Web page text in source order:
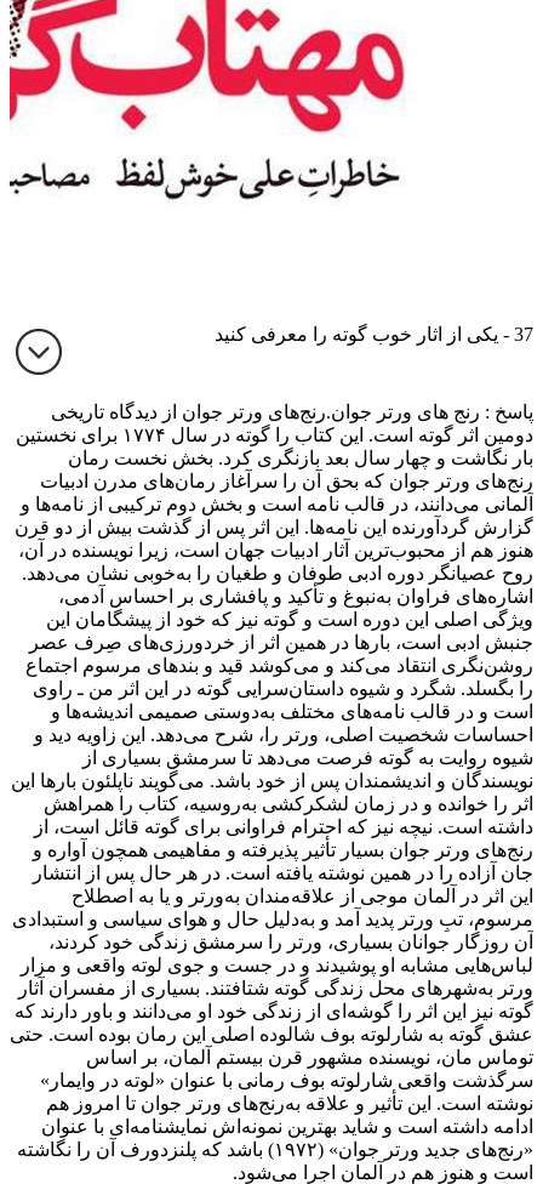
37 - یکی از اثار خوب گوته را معرفی کنید
پاسخ : رنج های ورتر جوان.رنج‌های ورتر جوان از دیدگاه تاریخی
دومین اثر گوته است. این کتاب را گوته در سال ۱۷۷۴ برای نخستین
بار نگاشت و چهار سال بعد بازنگری کرد. بخش نخست رمان
رنج‌های ورتر جوان که بحق آن را سرآغاز رمان‌های مدرن ادبیات
آلمانی می‌دانند، در قالب نامه است و بخش دوم ترکیبی از نامه‌ها و
گزارش گردآورنده این نامه‌ها. این اثر پس از گذشت بیش از دو قرن
هنوز هم از محبوب‌ترین آثار ادبیات جهان است، زیرا نویسنده در آن،
روح عصیانگر دوره ادبی طوفان و طغیان را به‌خوبی نشان می‌دهد.
اشاره‌های فراوان به‌نبوغ و تأکید و پافشاری بر احساس آدمی،
ویژگی اصلی این دوره است و گوته نیز که خود از پیشگامان این
جنبش ادبی است، بارها در همین اثر از خردورزی‌های صِرف عصر
روشن‌نگری انتقاد می‌کند و می‌کوشد قید و بندهای مرسوم اجتماع
را بگسلد. شگرد و شیوه داستان‌سرایی گوته در این اثر من ـ راوی
است و در قالب نامه‌های مختلف به‌دوستی صمیمی اندیشه‌ها و
احساسات شخصیت اصلی، ورتر را، شرح می‌دهد. این زاویه دید و
شیوه روایت به گوته فرصت می‌دهد تا سرمشق بسیاری از
نویسندگان و اندیشمندان پس از خود باشد. می‌گویند ناپلئون بارها این
اثر را خوانده و در زمان لشکرکشی به‌روسیه، کتاب را همراهش
داشته است. نیچه نیز که احترام فراوانی برای گوته قائل است، از
رنج‌های ورتر جوان بسیار تأثیر پذیرفته و مفاهیمی همچون آواره و
جان آزاده را در همین نوشته یافته است. در هر حال پس از انتشار
این اثر در آلمان موجی از علاقه‌مندان به‌ورتر و یا به اصطلاح
مرسوم، تبِ ورتر پدید آمد و به‌دلیل حال و هوای سیاسی و استبدادی
آن روزگار جوانان بسیاری، ورتر را سرمشق زندگی خود کردند،
لباس‌هایی مشابه او پوشیدند و در جست و جوی لوته واقعی و مزار
ورتر به‌شهرهای محل زندگی گوته شتافتند. بسیاری از مفسران آثار
گوته نیز این اثر را گوشه‌ای از زندگی خود او می‌دانند و باور دارند که
عشق گوته به شارلوته بوف شالوده اصلی این رمان بوده است. حتی
توماس مان، نویسنده مشهور قرن بیستم آلمان، بر اساس
سرگذشت واقعی شارلوته بوف رمانی با عنوان «لوته در وایمار»
نوشته است. این تأثیر و علاقه به‌رنج‌های ورتر جوان تا امروز هم
ادامه داشته است و شاید بهترین نمونه‌اش نمایشنامه‌ای با عنوان
«رنج‌های جدید ورتر جوان» (۱۹۷۲) باشد که پلنزدورف آن را نگاشته
است و هنوز هم در آلمان اجرا می‌شود.